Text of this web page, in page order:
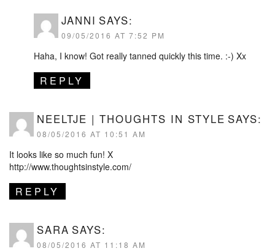
JANNI SAYS:
09/05/2016 AT 7:52 PM
Haha, I know! Got really tanned quickly this time. :-) Xx
REPLY
NEELTJE | THOUGHTS IN STYLE SAYS:
08/05/2016 AT 10:51 AM
It looks like so much fun! X
http://www.thoughtsinstyle.com/
REPLY
SARA SAYS:
08/05/2016 AT 11:18 AM